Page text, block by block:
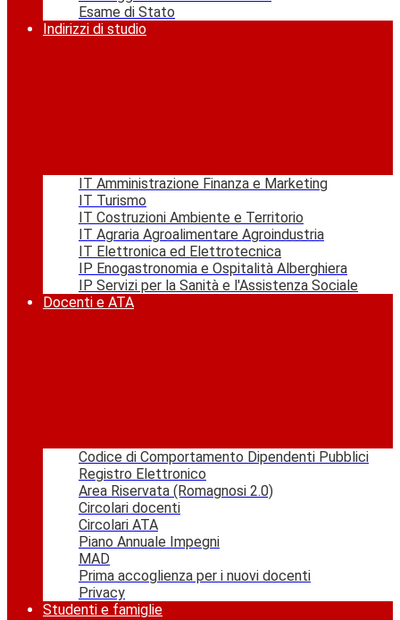
Esame di Stato
Indirizzi di studio
IT Amministrazione Finanza e Marketing
IT Turismo
IT Costruzioni Ambiente e Territorio
IT Agraria Agroalimentare Agroindustria
IT Elettronica ed Elettrotecnica
IP Enogastronomia e Ospitalità Alberghiera
IP Servizi per la Sanità e l'Assistenza Sociale
Docenti e ATA
Codice di Comportamento Dipendenti Pubblici
Registro Elettronico
Area Riservata (Romagnosi 2.0)
Circolari docenti
Circolari ATA
Piano Annuale Impegni
MAD
Prima accoglienza per i nuovi docenti
Privacy
Studenti e famiglie